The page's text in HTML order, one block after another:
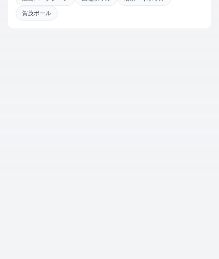
賀茂ボール